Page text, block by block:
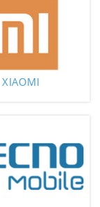
XIAOMI